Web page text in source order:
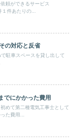
頼ができるサービス
件あたりの...
の対応と反省
駐車スペースを貸し出して
にかかった費用
めて第二種電気工事士として
た費用...